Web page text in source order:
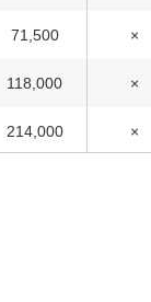
71,500 ×
118,000 ×
214,000 ×